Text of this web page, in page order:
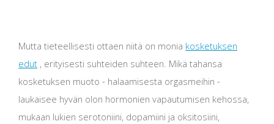
Mutta tieteellisesti ottaen niitä on monia kosketuksen
edut , erityisesti suhteiden suhteen. Mikä tahansa
kosketuksen muoto - halaamisesta orgasmeihin -
laukaisee hyvän olon hormonien vapautumisen kehossa,
mukaan lukien serotoniini, dopamiini ja oksitosiini,